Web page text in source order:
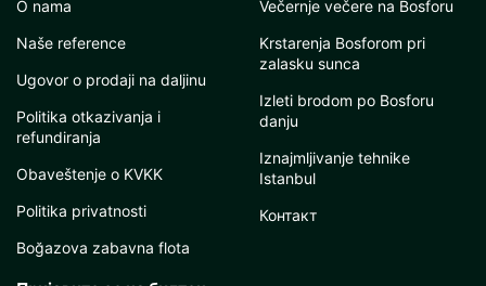
O nama
Naše reference
Ugovor o prodaji na daljinu
Politika otkazivanja i
refundiranja
Obaveštenje o KVKK
Politika privatnosti
Boğazova zabavna flota
Večernje večere na Bosforu
Krstarenja Bosforom pri
zalasku sunca
Izleti brodom po Bosforu
danju
Iznajmljivanje tehnike
Istanbul
Контакт